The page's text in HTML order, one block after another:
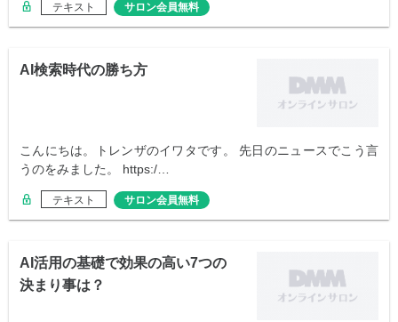
テキスト サロン会員無料
AI検索時代の勝ち方
こんにちは。トレンザのイワタです。 先日のニュースでこう言
うのをみました。 https:/…
テキスト サロン会員無料
AI活用の基礎で効果の高い7つの
決まり事は？